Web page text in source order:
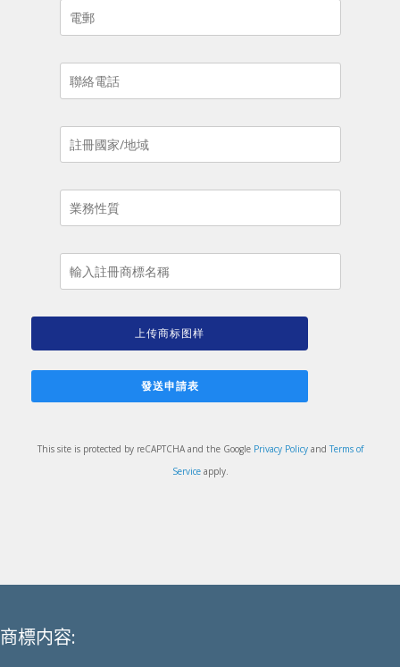
This site is protected by reCAPTCHA and the Google Privacy PolicyandTerms of
Serviceapply.
商標内容: